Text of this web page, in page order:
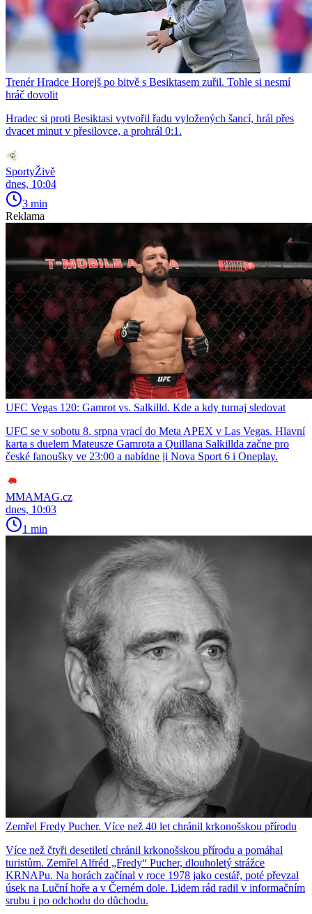
Trenér Hradce Horejš po bitvě s Besiktasem zuřil. Tohle si nesmí
hráč dovolit
Hradec si proti Besiktasi vytvořil řadu vyložených šancí, hrál přes
dvacet minut v přesilovce, a prohrál 0:1.
SportyŽivě
dnes, 10:04
3 min
Reklama
UFC Vegas 120: Gamrot vs. Salkilld. Kde a kdy turnaj sledovat
UFC se v sobotu 8. srpna vrací do Meta APEX v Las Vegas. Hlavní
karta s duelem Mateusze Gamrota a Quillana Salkillda začne pro
české fanoušky ve 23:00 a nabídne ji Nova Sport 6 i Oneplay.
MMAMAG.cz
dnes, 10:03
1 min
Zemřel Fredy Pucher. Více než 40 let chránil krkonošskou přírodu
Více než čtyři desetiletí chránil krkonošskou přírodu a pomáhal
turistům. Zemřel Alfréd „Fredy“ Pucher, dlouholetý strážce
KRNAPu. Na horách začínal v roce 1978 jako cestář, poté převzal
úsek na Luční hoře a v Černém dole. Lidem rád radil v informačním
srubu i po odchodu do důchodu.